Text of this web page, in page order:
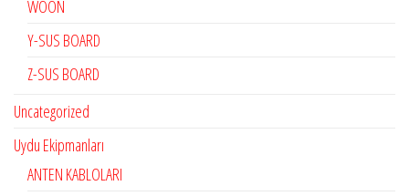
WOON
Y-SUS BOARD
Z-SUS BOARD
Uncategorized
Uydu Ekipmanları
ANTEN KABLOLARI